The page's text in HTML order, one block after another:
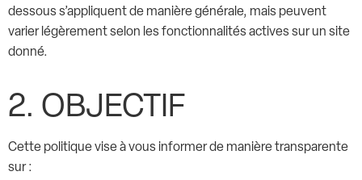
dessous s’appliquent de manière générale, mais peuvent
varier légèrement selon les fonctionnalités actives sur un site
donné.
2. OBJECTIF
Cette politique vise à vous informer de manière transparente
sur :